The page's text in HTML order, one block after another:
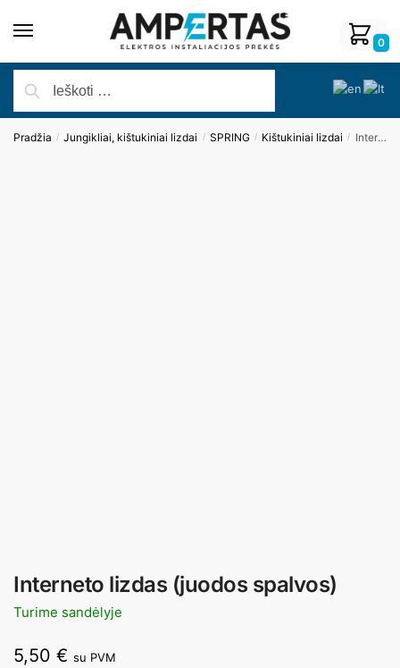
0
Pradžia / Jungikliai, kištukiniai lizdai / SPRING / Kištukiniai lizdai / Interneto lizdas (juodos spalvos)
Interneto lizdas (juodos spalvos)
Turime sandėlyje
5,50 € su PVM